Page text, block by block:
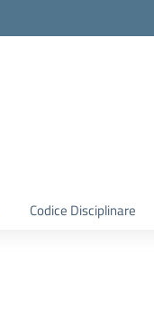
Codice Disciplinare